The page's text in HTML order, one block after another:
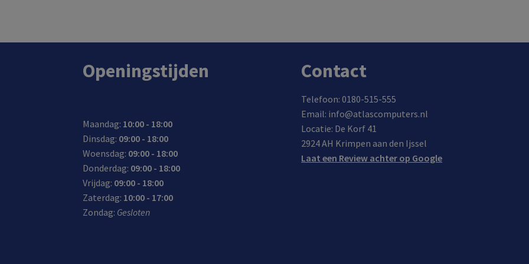
Openingstijden
Maandag: 10:00 - 18:00
Dinsdag: 09:00 - 18:00
Woensdag: 09:00 - 18:00
Donderdag: 09:00 - 18:00
Vrijdag: 09:00 - 18:00
Zaterdag: 10:00 - 17:00
Zondag: Gesloten
Contact
Telefoon: 0180-515-555
Email: info@atlascomputers.nl
Locatie: De Korf 41
2924 AH Krimpen aan den Ijssel
Laat een Review achter op Google